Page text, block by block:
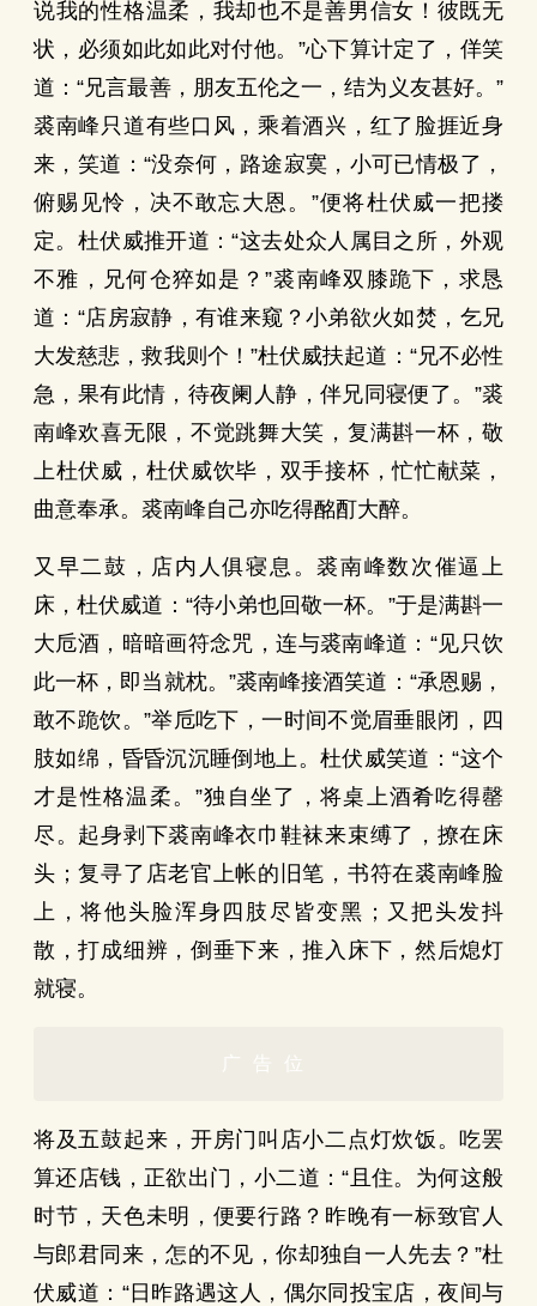
说我的性格温柔，我却也不是善男信女！彼既无
状，必须如此如此对付他。”心下算计定了，佯笑
道：“兄言最善，朋友五伦之一，结为义友甚好。”
裘南峰只道有些口风，乘着酒兴，红了脸捱近身
来，笑道：“没奈何，路途寂寞，小可已情极了，
俯赐见怜，决不敢忘大恩。”便将杜伏威一把搂
定。杜伏威推开道：“这去处众人属目之所，外观
不雅，兄何仓猝如是？”裘南峰双膝跪下，求恳
道：“店房寂静，有谁来窥？小弟欲火如焚，乞兄
大发慈悲，救我则个！”杜伏威扶起道：“兄不必性
急，果有此情，待夜阑人静，伴兄同寝便了。”裘
南峰欢喜无限，不觉跳舞大笑，复满斟一杯，敬
上杜伏威，杜伏威饮毕，双手接杯，忙忙献菜，
曲意奉承。裘南峰自己亦吃得酩酊大醉。
又早二鼓，店内人俱寝息。裘南峰数次催逼上
床，杜伏威道：“待小弟也回敬一杯。”于是满斟一
大卮酒，暗暗画符念咒，连与裘南峰道：“见只饮
此一杯，即当就枕。”裘南峰接酒笑道：“承恩赐，
敢不跪饮。”举卮吃下，一时间不觉眉垂眼闭，四
肢如绵，昏昏沉沉睡倒地上。杜伏威笑道：“这个
才是性格温柔。”独自坐了，将桌上酒肴吃得罄
尽。起身剥下裘南峰衣巾鞋袜来束缚了，撩在床
头；复寻了店老官上帐的旧笔，书符在裘南峰脸
上，将他头脸浑身四肢尽皆变黑；又把头发抖
散，打成细辨，倒垂下来，推入床下，然后熄灯
就寝。
广告位
将及五鼓起来，开房门叫店小二点灯炊饭。吃罢
算还店钱，正欲出门，小二道：“且住。为何这般
时节，天色未明，便要行路？昨晚有一标致官人
与郎君同来，怎的不见，你却独自一人先去？”杜
伏威道：“日昨路遇这人，偶尔同投宝店，夜间与